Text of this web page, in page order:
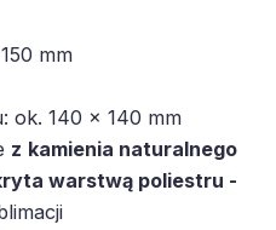
mm
ok. 140 x 140 mm
z kamienia naturalnego
warstwą poliestru -